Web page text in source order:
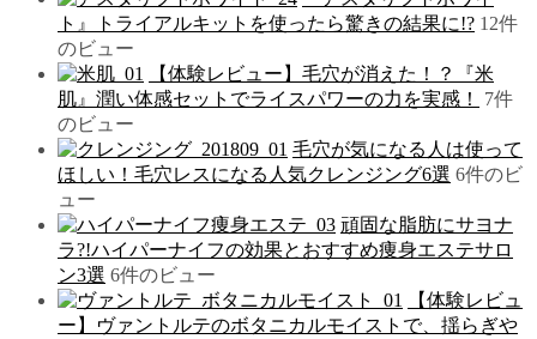
ト』トライアルキットを使ったら驚きの結果に!? 12件
のビュー
【体験レビュー】毛穴が消えた！？『米
肌』潤い体感セットでライスパワーの力を実感！
7件
のビュー
毛穴が気になる人は使って
ほしい！毛穴レスになる人気クレンジング6選 6件のビ
ュー
頑固な脂肪にサヨナ
ラ?!ハイパーナイフの効果とおすすめ痩身エステサロ
ン3選 6件のビュー
【体験レビュ
ー】ヴァントルテのボタニカルモイストで、揺らぎや